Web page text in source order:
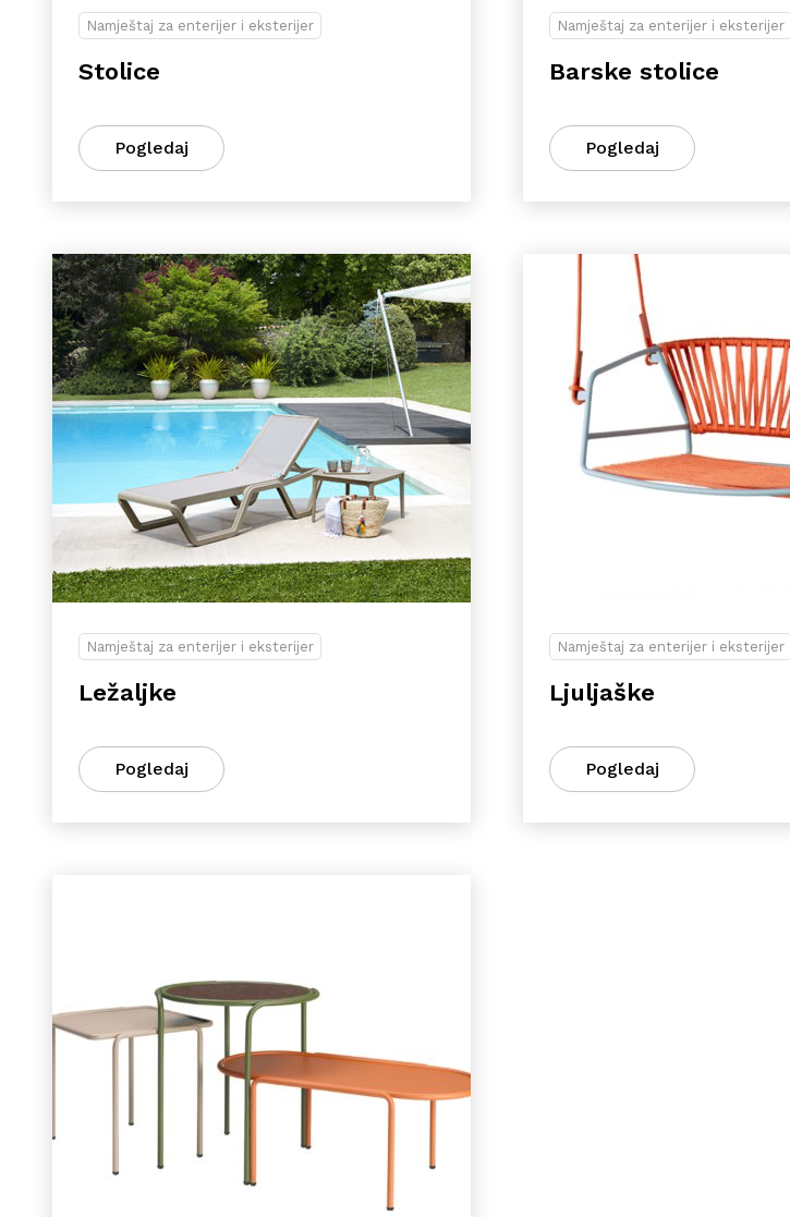
Namještaj za enterijer i eksterijer
Stolice
Pogledaj
Namještaj za enterijer i eksterijer
Barske stolice
Pogledaj
Namještaj za enterijer i eksterijer
Ležaljke
Pogledaj
Namještaj za enterijer i eksterijer
Ljuljaške
Pogledaj